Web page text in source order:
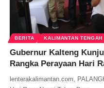
BERITA KALIMANTAN TENGAH
Gubernur Kalteng
Rangka Perayaan Hari
lenterakalimantan.com,